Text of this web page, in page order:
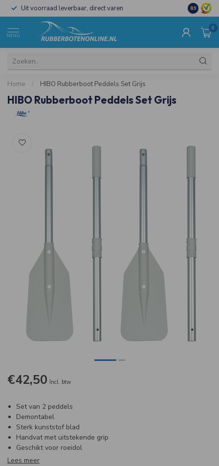
Uit voorraad leverbaar, direct varen Al 15 jaar
8.9
MENU
0
Home / HIBO Rubberboot Peddels Set Grijs
HIBO Rubberboot Peddels Set Grijs
€42,50 Incl. btw
Set van 2 peddels
Demontabel
Sterk kunststof blad
Handvat met uitstekende grip
Geschikt voor roeidol
Lees meer